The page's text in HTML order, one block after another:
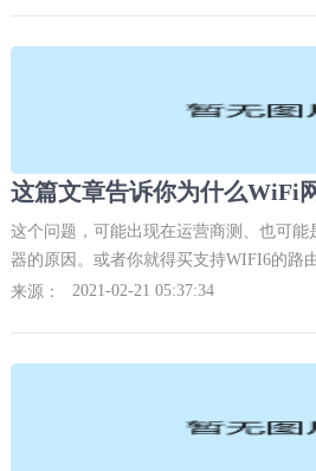
这篇文章告诉你为什么WiFi
这个问题，可能出现在运营商测、也可能
器的原因。或者你就得买支持WIFI6的路
终端了，WIFI 6支持上下行MU-MIMO，
来源： 2021-02-21 05:37:34